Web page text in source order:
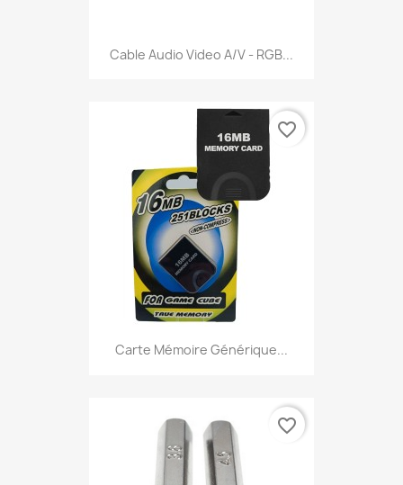
Cable Audio Video A/V - RGB...
Carte Mémoire Générique...
favorite_border
favorite_border